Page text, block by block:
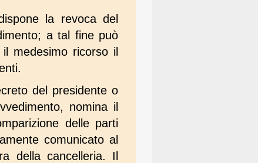
la revoca del
a tal fine può
medesimo ricorso il
del presidente o
nomina il
delle parti
comunicato al
della cancelleria. Il